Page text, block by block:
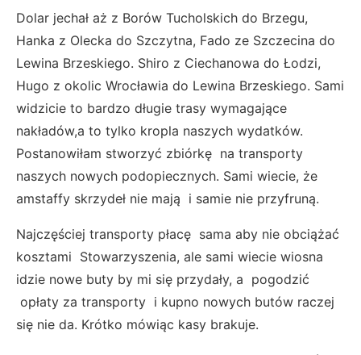
Dolar jechał aż z Borów Tucholskich do Brzegu,
Hanka z Olecka do Szczytna, Fado ze Szczecina do
Lewina Brzeskiego. Shiro z Ciechanowa do Łodzi,
Hugo z okolic Wrocławia do Lewina Brzeskiego. Sami
widzicie to bardzo długie trasy wymagające
nakładów,a to tylko kropla naszych wydatków.
Postanowiłam stworzyć zbiórkę na transporty
naszych nowych podopiecznych. Sami wiecie, że
amstaffy skrzydeł nie mają i samie nie przyfruną.
Najczęściej transporty płacę sama aby nie obciążać
kosztami Stowarzyszenia, ale sami wiecie wiosna
idzie nowe buty by mi się przydały, a pogodzić
opłaty za transporty i kupno nowych butów raczej
się nie da. Krótko mówiąc kasy brakuje.